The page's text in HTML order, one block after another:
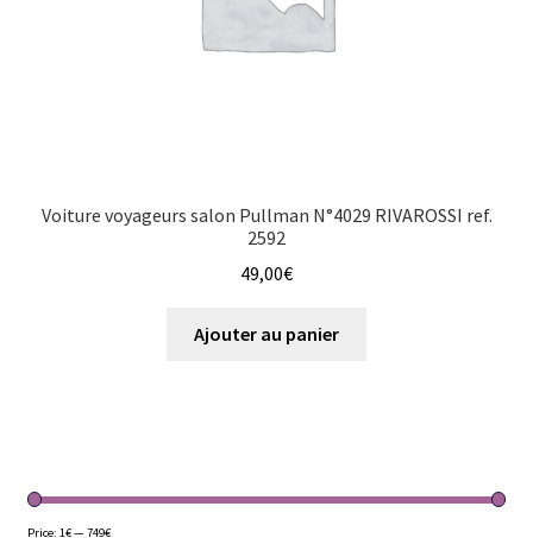
Voiture voyageurs salon Pullman N°4029 RIVAROSSI ref.
2592
49,00€
Ajouter au panier
Price: 1€—749€